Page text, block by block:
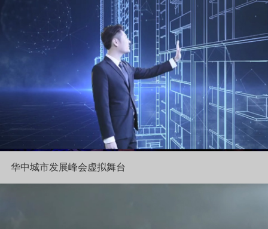
华中城市发展峰会虚拟舞台